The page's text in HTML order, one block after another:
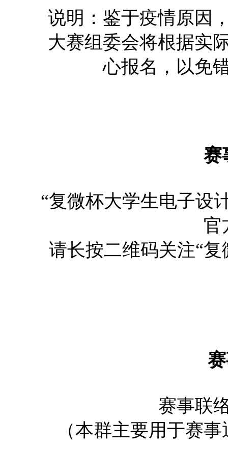
说明：鉴于疫情原因
大赛组委会将根据实
心报名，以免
赛
“复微杯大学生电子设
官
请长按二维码关注“
赛事联
（本群主要用于赛